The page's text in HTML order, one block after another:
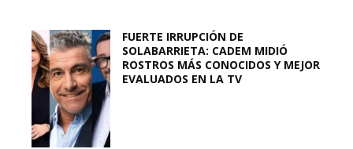
FUERTE IRRUPCIÓN DE
SOLABARRIETA: CADEM MIDIÓ
ROSTROS MÁS CONOCIDOS Y MEJOR
EVALUADOS EN LA TV